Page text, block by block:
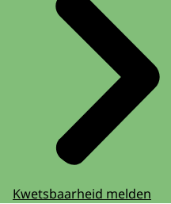
Kwetsbaarheid melden